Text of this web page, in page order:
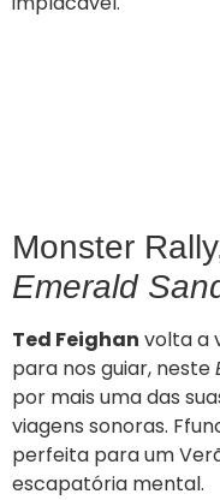
Monster
Emerald
Ted Feighan volta a
para nos guiar, neste
por mais uma das
viagens sonoras.
perfeita para um
escapatória mental.